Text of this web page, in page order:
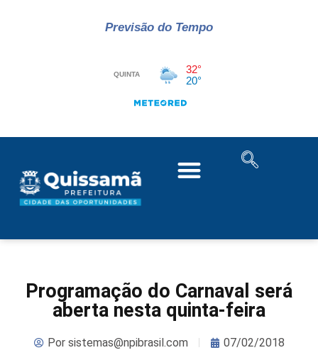
Previsão do Tempo
Programação do Carnaval será
aberta nesta quinta-feira
Porsistemas@npibrasil.com 07/02/2018